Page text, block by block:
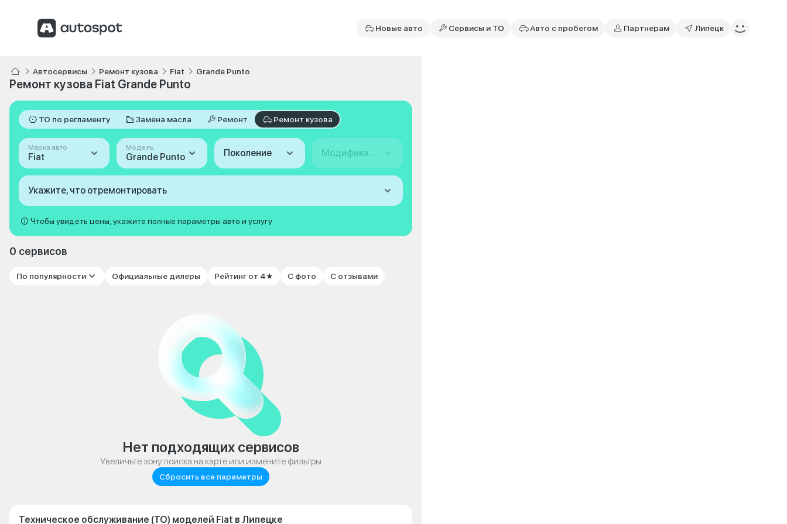
Новые авто Сервисы и ТО Авто с пробегом Партнерам Липецк
Автосервисы Ремонт кузова Fiat Grande Punto
Ремонт кузова Fiat Grande Punto
ТО по регламенту Замена масла Ремонт Ремонт кузова
Марка авто
Fiat
Модель
Grande Punto Поколение Модификация
Укажите, что отремонтировать
Чтобы увидеть цены, укажите полные параметры авто и услугу
0 сервисов
По популярности Официальные дилеры Рейтинг от 4★ С фото С отзывами
Нет подходящих сервисов
Увеличьте зону поиска на карте или измените фильтры
Сбросить все параметры
Техническое обслуживание (ТО) моделей Fiat в Липецке